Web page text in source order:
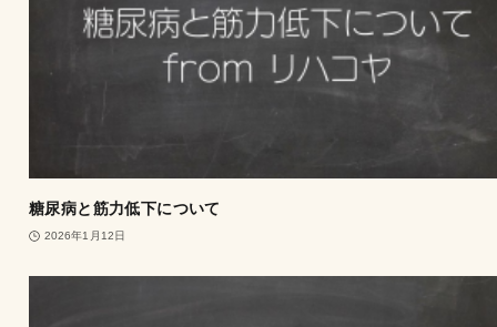
糖尿病と筋力低下について
2026年1月12日